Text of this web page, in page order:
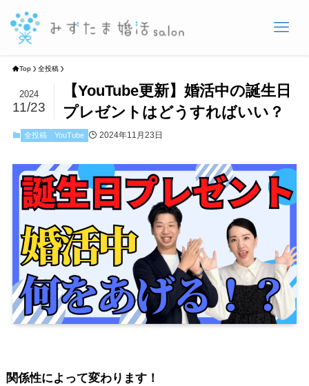
Top 全投稿
【YouTube更新】婚活中の誕生日
プレゼントはどうすればいい？
2024
11/23
全投稿 YouTube 2024年11月23日
関係性によって変わります！